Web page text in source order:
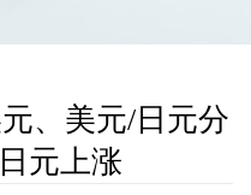
、美元/日元分
元上涨